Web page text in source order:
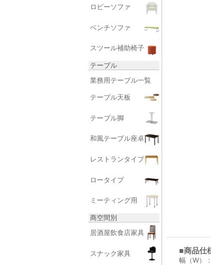
ロビーソファ
ベンチソファ
スツール補助椅子
テーブル
業務用テーブル一覧
テーブル天板
テーブル脚
和風テーブル座卓
レストランタイプ
ロータイプ
ミーティング用
商空間別
居酒屋飲食店家具
スナック家具 ■商品仕
幅（W）